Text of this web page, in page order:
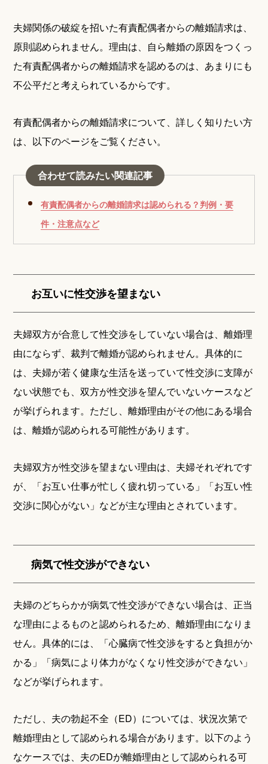
夫婦関係の破綻を招いた有責配偶者からの離婚請求は、
原則認められません。理由は、自ら離婚の原因をつくっ
た有責配偶者からの離婚請求を認めるのは、あまりにも
不公平だと考えられているからです。
有責配偶者からの離婚請求について、詳しく知りたい方
は、以下のページをご覧ください。
合わせて読みたい関連記事
有責配偶者からの離婚請求は認められる？判例・要
件・注意点など
お互いに性交渉を望まない
夫婦双方が合意して性交渉をしていない場合は、離婚理
由にならず、裁判で離婚が認められません。具体的に
は、夫婦が若く健康な生活を送っていて性交渉に支障が
ない状態でも、双方が性交渉を望んでいないケースなど
が挙げられます。ただし、離婚理由がその他にある場合
は、離婚が認められる可能性があります。
夫婦双方が性交渉を望まない理由は、夫婦それぞれです
が、「お互い仕事が忙しく疲れ切っている」「お互い性
交渉に関心がない」などが主な理由とされています。
病気で性交渉ができない
夫婦のどちらかが病気で性交渉ができない場合は、正当
な理由によるものと認められるため、離婚理由になりま
せん。具体的には、「心臓病で性交渉をすると負担がか
かる」「病気により体力がなくなり性交渉ができない」
などが挙げられます。
ただし、夫の勃起不全（ED）については、状況次第で
離婚理由として認められる場合があります。以下のよう
なケースでは、夫のEDが離婚理由として認められる可